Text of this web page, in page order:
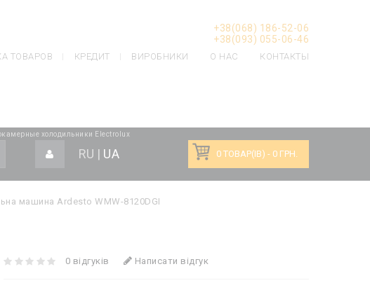
+38(068) 186-52-06
+38(093) 055-06-46
ТОВАРОВ КРЕДИТ ВИРОБНИКИ О НАС КОНТАКТЫ
холодильники Electrolux
RU | UA 0 ТОВАР(ІВ) - 0 ГРН.
машина Ardesto WMW-8120DGI
0 відгуків Написати відгук